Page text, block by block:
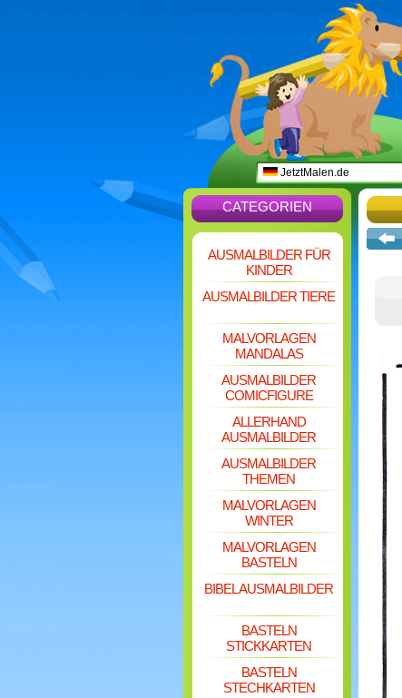
JetztMalen.de
CATEGORIEN
AUSMALBILDER FÜR
KINDER
AUSMALBILDER TIERE
MALVORLAGEN
MANDALAS
AUSMALBILDER
COMICFIGURE
ALLERHAND
AUSMALBILDER
AUSMALBILDER
THEMEN
MALVORLAGEN
WINTER
MALVORLAGEN
BASTELN
BIBEL AUSMALBILDER
BASTELN
STICKKARTEN
BASTELN
STECHKARTEN